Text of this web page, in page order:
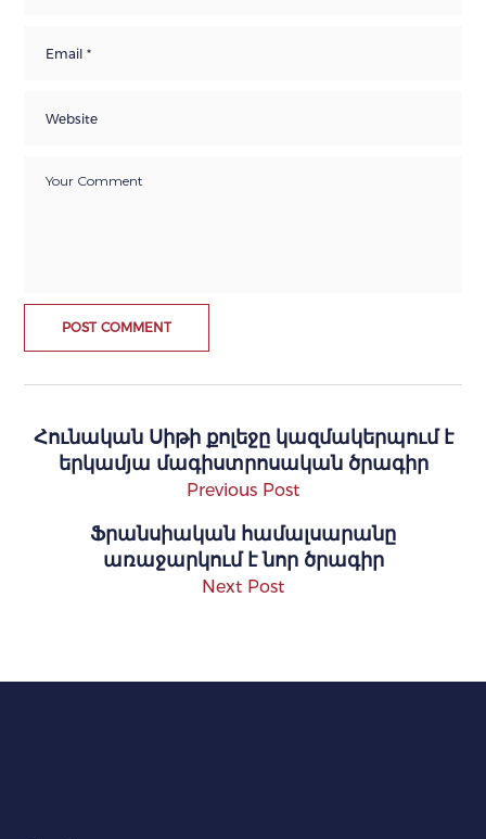
Հունական Սիթի քոլեջը կազմակերպում է
երկամյա մագիստրոսական ծրագիր
Previous Post
Ֆրանսիական համալսարանը
առաջարկում է նոր ծրագիր
Next Post